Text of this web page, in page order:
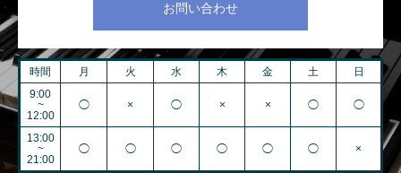
お問い合わせ
時間 月 火 水 木 金 土
日
9:00
~
12:00
◯ × ◯ × × ◯ ◯
13:00
~
21:00
◯ ◯ ◯ ◯ ◯ ◯ ×